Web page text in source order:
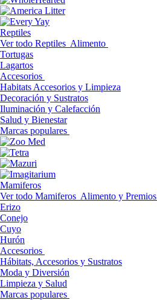
Reptiles
Ver todo Reptiles Alimento
Tortugas
Lagartos
Accesorios
Habitats Accesorios y Limpieza
Decoración y Sustratos
Iluminación y Calefacción
Salud y Bienestar
Marcas populares
Mamiferos
Ver todo Mamiferos Alimento y Premios
Erizo
Conejo
Cuyo
Hurón
Accesorios
Hábitats, Accesorios y Sustratos
Moda y Diversión
Limpieza y Salud
Marcas populares